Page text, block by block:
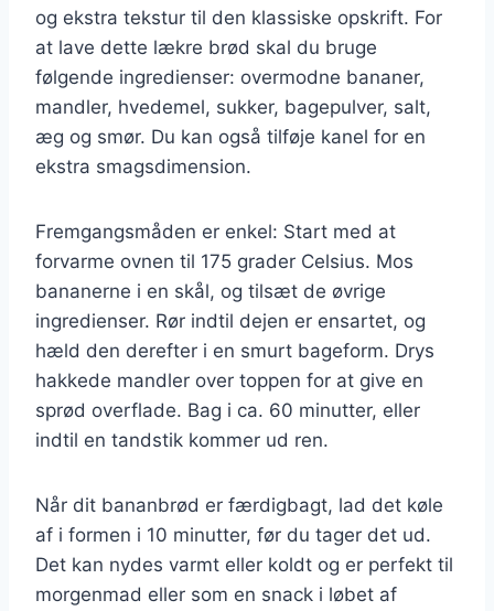
og ekstra tekstur til den klassiske opskrift. For
at lave dette lækre brød skal du bruge
følgende ingredienser: overmodne bananer,
mandler, hvedemel, sukker, bagepulver, salt,
æg og smør. Du kan også tilføje kanel for en
ekstra smagsdimension.
Fremgangsmåden er enkel: Start med at
forvarme ovnen til 175 grader Celsius. Mos
bananerne i en skål, og tilsæt de øvrige
ingredienser. Rør indtil dejen er ensartet, og
hæld den derefter i en smurt bageform. Drys
hakkede mandler over toppen for at give en
sprød overflade. Bag i ca. 60 minutter, eller
indtil en tandstik kommer ud ren.
Når dit bananbrød er færdigbagt, lad det køle
af i formen i 10 minutter, før du tager det ud.
Det kan nydes varmt eller koldt og er perfekt til
morgenmad eller som en snack i løbet af